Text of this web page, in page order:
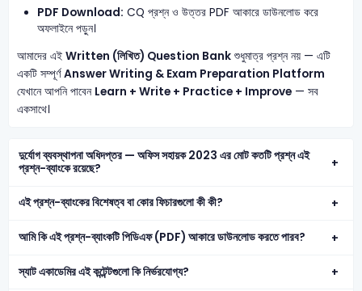
PDF Download: CQ প্রশ্ন ও উত্তর PDF আকারে ডাউনলোড করে
অফলাইনে পড়ুন।
আমাদের এই Written (লিখিত) Question Bankশুধুমাত্র প্রশ্ন নয় — এটি
একটি সম্পূর্ণAnswer Writing & Exam Preparation Platform
যেখানে আপনি পাবেন Learn + Write + Practice + Improve— সব
একসাথে।
দুর্যোগ ব্যবস্থাপনা অধিদপ্তর — অফিস সহায়ক 2023 এর মোট কতটি প্রশ্ন এই
প্রশ্ন-ব্যাংকে রয়েছে?
এই প্রশ্ন-ব্যাংকের বিশেষত্ব বা কোর ফিচারগুলো কী কী?
আমি কি এই প্রশ্ন-ব্যাংকটি পিডিএফ (PDF) আকারে ডাউনলোড করতে পারব?
স্যাট একাডেমির এই কন্টেন্টগুলো কি নির্ভরযোগ্য?